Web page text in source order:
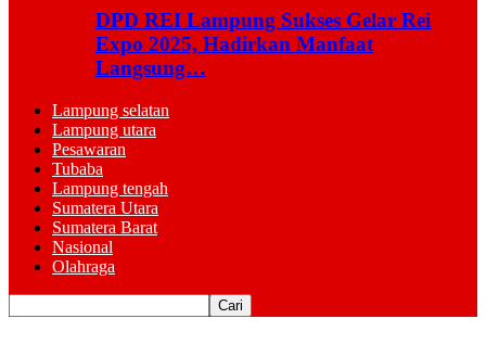
DPD REI Lampung Sukses Gelar Rei
Expo 2025, Hadirkan Manfaat
Langsung…
Lampung selatan
Lampung utara
Pesawaran
Tubaba
Lampung tengah
Sumatera Utara
Sumatera Barat
Nasional
Olahraga